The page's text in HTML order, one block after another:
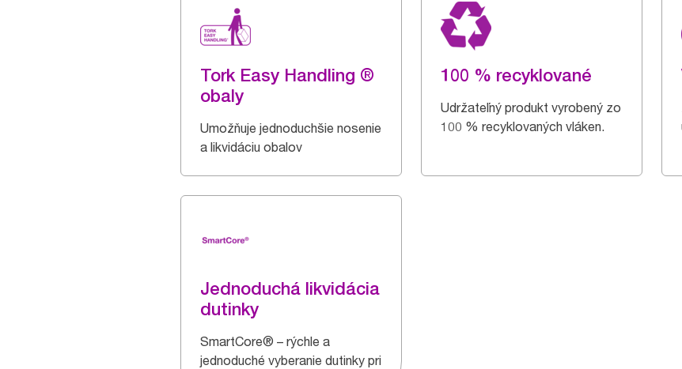
Tork Easy Handling ®
obaly
Umožňuje jednoduchšie nosenie
a likvidáciu obalov
100 % recyklované
Udržateľný produkt vyrobený zo
100 % recyklovaných vláken.
Jednoduchá likvidácia
dutinky
SmartCore® – rýchle a
jednoduché vyberanie dutinky pri